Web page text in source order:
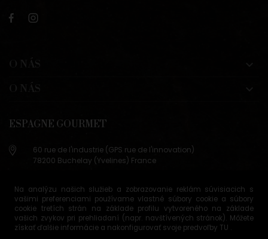
Na analýzu našich služieb a zobrazovanie reklám súvisiacich s
vašimi preferenciami používame vlastné súbory cookie a súbory
cookie tretích strán na základe profilu vytvoreného na základe
vašich zvykov pri prehliadaní (napr. navštívených stránok). Môžete
získať ďalšie informácie a nakonfigurovať svoje predvoľby TU .
ESPAGNE GOURMET
60 rue de l'industrie (GPS rue de l'innovation)
78200 Buchelay (Yvelines) France
info@espagne-gourmet.com
78200 Buchelay (Yvelines) France